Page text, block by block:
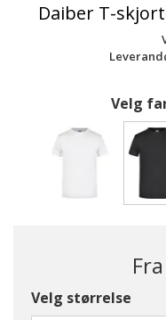
Daiber T-
Velg
Fra
Velg størrelse